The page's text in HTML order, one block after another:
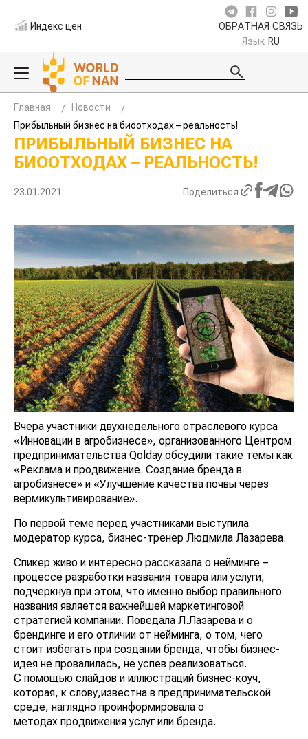
Индекс цен ОБРАТНАЯ СВЯЗЬ
Язык RU
Главная
Новости
Прибыльный бизнес на биоотходах – реальность!
ПРИБЫЛЬНЫЙ БИЗНЕС НА
БИООТХОДАХ – РЕАЛЬНОСТЬ!
23.01.2021 Поделиться
Вчера участники двухнедельного отраслевого курса
«Инновации в агробизнесе», организованного Центром
предпринимательства Qolday обсудили такие темы как
«Реклама и продвижение. Создание бренда в
агробизнесе» и «Улучшение качества почвы через
вермикультивирование».
По первой теме перед участниками выступила
модератор курса, бизнес-тренер Людмила Лазарева.
Спикер живо и интересно рассказала о нейминге –
процессе разработки названия товара или услуги,
подчеркнув при этом, что именно выбор правильного
названия является важнейшей маркетинговой
стратегией компании. Поведала Л.Лазарева и о
брендинге и его отличии от нейминга, о том, чего
стоит избегать при создании бренда, чтобы бизнес-
идея не провалилась, не успев реализоваться.
С помощью слайдов и иллюстраций бизнес-коуч,
которая, к слову,известна в предпринимательской
среде, наглядно проинформировала о
методах продвижения услуг или бренда.